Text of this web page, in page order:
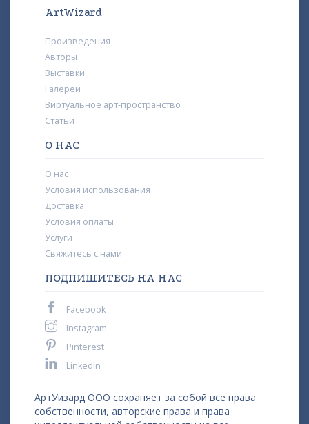
ArtWizard
Произведения
Авторы
Выставки
Галереи
Виртуальное арт-пространство
Статьи
О НАС
О нас
Условия использования
Доставка
Условия оплаты
Услуги
Свяжитесь с нами
ПОДПИШИТЕСЬ НА НАС
Facebook
Instagram
Pinterest
LinkedIn
АртУизард ООО сохраняет за собой все права
собственности, авторские права и права